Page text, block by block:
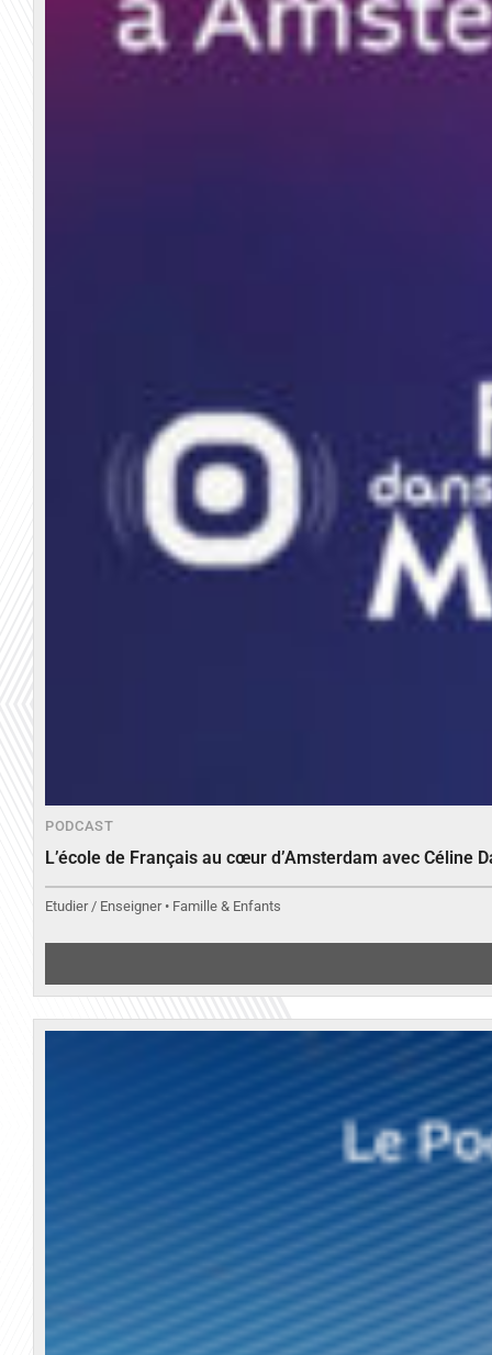
PODCAST
L’école de Français au cœur d’Amsterdam avec Céline
Etudier / Enseigner • Famille & Enfants